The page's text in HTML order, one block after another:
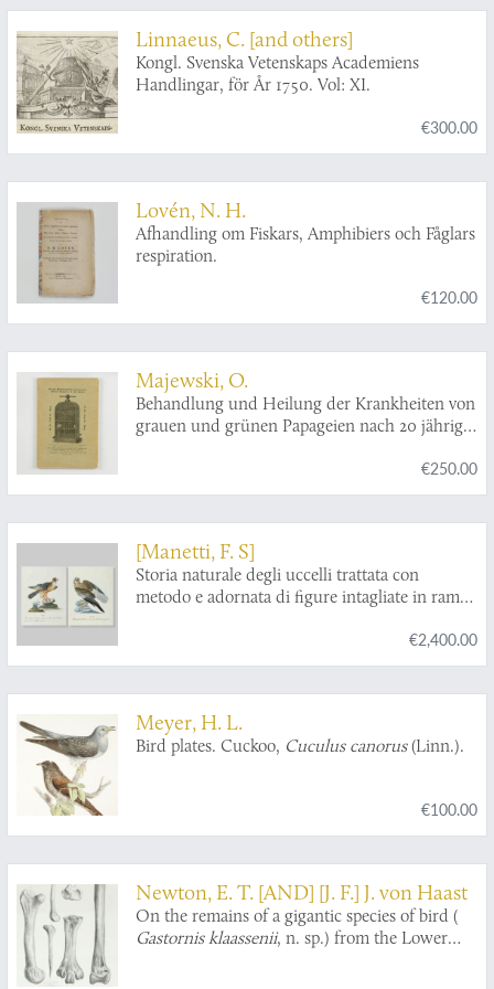
Linnaeus, C. [and others]
Kongl. Svenska Vetenskaps Academiens
Handlingar, för År 1750. Vol: XI.
€300.00
Lovén, N. H.
Afhandling om Fiskars, Amphibiers och Fåglars
respiration.
€120.00
Majewski, O.
Behandlung und Heilung der Krankheiten von
grauen und grünen Papageien nach 20 jähriger
€250.00
[Manetti, F. S]
Storia naturale degli uccelli trattata con
metodo e adornata di figure intagliate in rame
digesta atque iconibus aeneis ad vivum
illuminatis ornate. [Two counterproofs in
barletto.]
€2,400.00
Meyer, H. L.
Bird plates. Cuckoo, Cuculus canorus(Linn.).
€100.00
Newton, E. T. [AND] [J. F.] J. von Haast
On the remains of a gigantic species of bird (
Gastornis klaassenii, n. sp.) from the Lower